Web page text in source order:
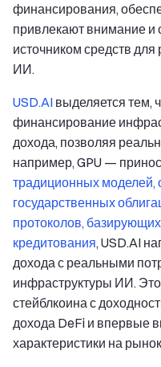
финансирования,
привлекают внимание и
источником средств
ИИ.
USD.AI выделяется тем,
финансирование
дохода, позволяя
например, GPU —
традиционных моделей,
государственных
протоколов,
кредитования, USD.AI
дохода с реальными
инфраструктуры ИИ.
стейблкоина с
дохода DeFi и впервые
характеристики на